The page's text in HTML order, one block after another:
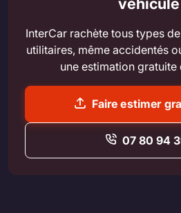
InterCar rachète tous types
utilitaires, même accidentés
une estimation gratuite
Faire estimer
07 80 94